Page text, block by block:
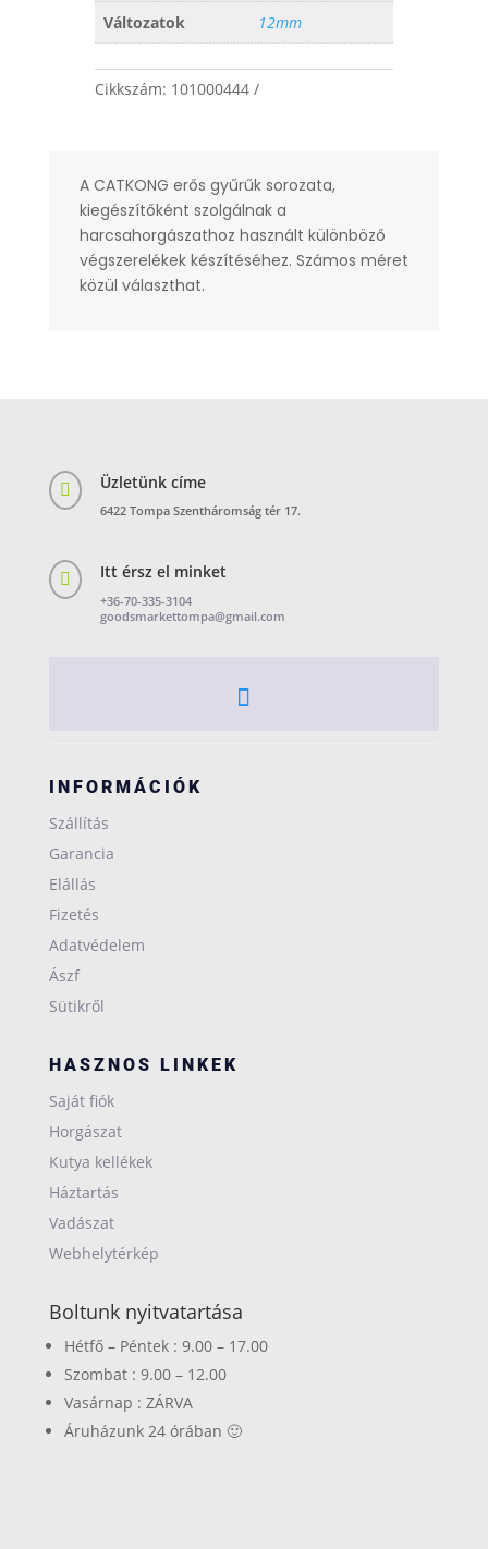
Változatok
12mm
Cikkszám: 101000444
A CATKONG erős gyűrűk sorozata,
kiegészítőként szolgálnak a
harcsahorgászathoz használt különböző
végszerelékek készítéséhez. Számos méret
közül választhat.
 Üzletünk címe
6422 Tompa Szentháromság tér 17.
 Itt érsz el minket
+36-70-335-3104
goodsmarkettompa@gmail.com
INFORMÁCIÓK
Szállítás
Garancia
Elállás
Fizetés
Adatvédelem
Ászf
Sütikről
HASZNOS LINKEK
Saját fiók
Horgászat
Kutya kellékek
Háztartás
Vadászat
Webhelytérkép
Boltunk nyitvatartása
Hétfő – Péntek : 9.00 – 17.00
Szombat : 9.00 – 12.00
Vasárnap : ZÁRVA
Áruházunk 24 órában 🙂